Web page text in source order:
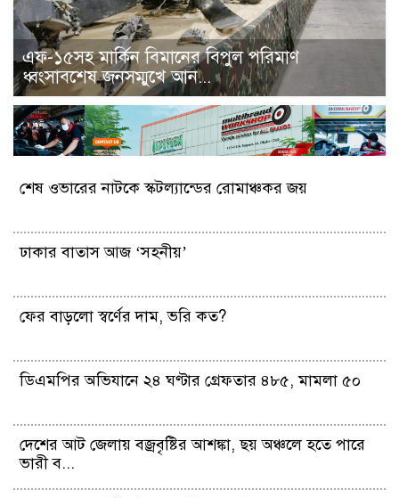
এফ-১৫সহ মার্কিন বিমানের বিপুল পরিমাণ
ধ্বংসাবশেষ জনসম্মুখে আন...
শেষ ওভারের নাটকে স্কটল্যান্ডের রোমাঞ্চকর জয়
ঢাকার বাতাস আজ ‘সহনীয়’
ফের বাড়লো স্বর্ণের দাম, ভরি কত?
ডিএমপির অভিযানে ২৪ ঘণ্টার গ্রেফতার ৪৮৫, মামলা ৫০
দেশের আট জেলায় বজ্রবৃষ্টির আশঙ্কা, ছয় অঞ্চলে হতে পারে
ভারী ব...